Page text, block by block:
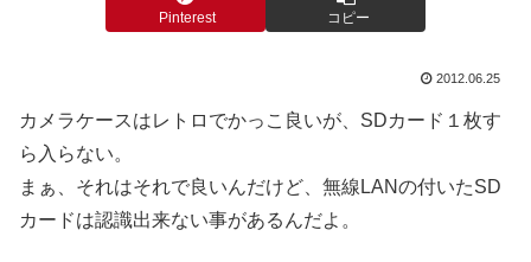
Pinterest コピー
2012.06.25
カメラケースはレトロでかっこ良いが、SDカード１枚す
ら入らない。
まぁ、それはそれで良いんだけど、無線LANの付いたSD
カードは認識出来ない事があるんだよ。